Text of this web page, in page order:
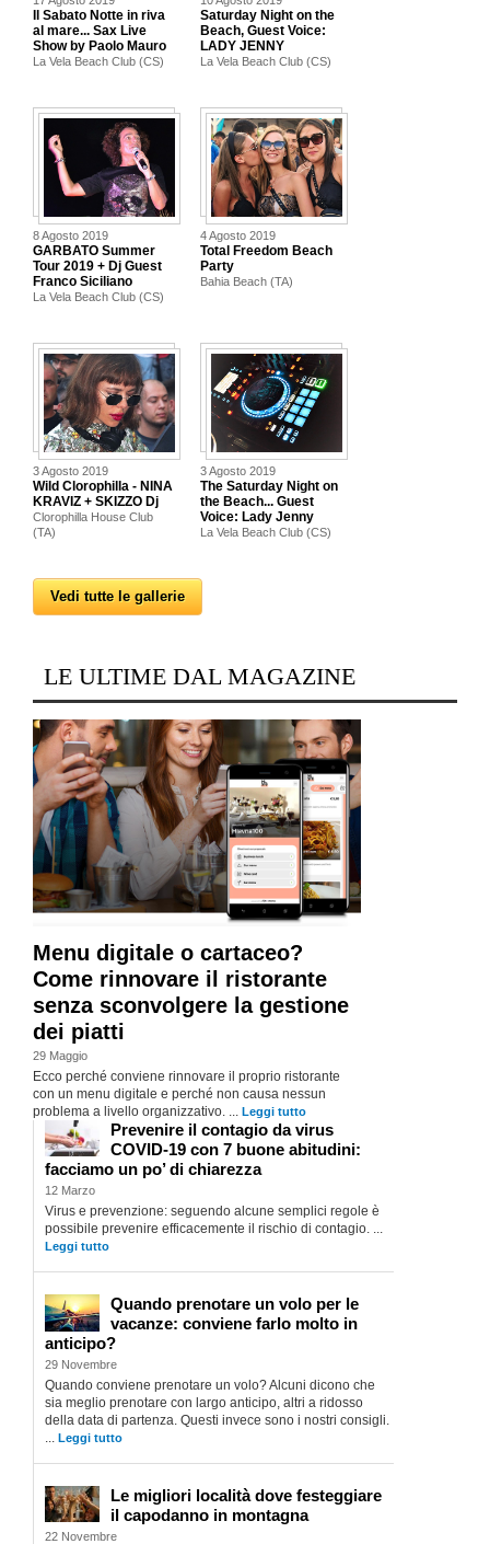
Il Sabato Notte in riva
al mare... Sax Live
Show by Paolo Mauro
La Vela Beach Club (CS)
Saturday Night on the
Beach, Guest Voice:
LADY JENNY
La Vela Beach Club (CS)
8 Agosto 2019
GARBATO Summer
Tour 2019 + Dj Guest
Franco Siciliano
La Vela Beach Club (CS)
4 Agosto 2019
Total Freedom Beach
Party
Bahia Beach (TA)
3 Agosto 2019
Wild Clorophilla - NINA
KRAVIZ + SKIZZO Dj
Clorophilla House Club
(TA)
3 Agosto 2019
The Saturday Night on
the Beach... Guest
Voice: Lady Jenny
La Vela Beach Club (CS)
Vedi tutte le gallerie
LE ULTIME DAL MAGAZINE
Menu digitale o cartaceo?
Come rinnovare il ristorante
senza sconvolgere la gestione
dei piatti
29 Maggio
Ecco perché conviene rinnovare il proprio ristorante
con un menu digitale e perché non causa nessun
problema a livello organizzativo. ... Leggi tutto
Prevenire il contagio da virus
COVID-19 con 7 buone abitudini:
facciamo un po’ di chiarezza
12 Marzo
Virus e prevenzione: seguendo alcune semplici regole è
possibile prevenire efficacemente il rischio di contagio. ...
Leggi tutto
Quando prenotare un volo per le
vacanze: conviene farlo molto in
anticipo?
29 Novembre
Quando conviene prenotare un volo? Alcuni dicono che
sia meglio prenotare con largo anticipo, altri a ridosso
della data di partenza. Questi invece sono i nostri consigli.
... Leggi tutto
Le migliori località dove festeggiare
il capodanno in montagna
22 Novembre